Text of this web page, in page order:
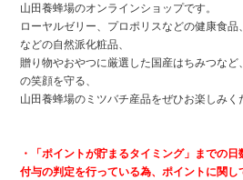
山田養蜂場のオンラインショップです。
ローヤルゼリー、プロポリスなどの健康食
などの自然派化粧品、
贈り物やおやつに厳選した国産はちみつな
の笑顔を守る、
山田養蜂場のミツバチ産品をぜひお楽しみく
・「ポイントが貯まるタイミング」までの
付与の判定を行っている為、ポイントに関